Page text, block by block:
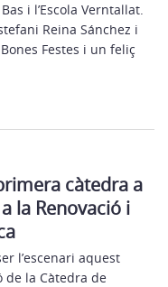
i l’Escola Verntallat.
Reina Sánchez i
Festes i un feliç
càtedra a
la Renovació i
l’escenari aquest
de la Càtedra de